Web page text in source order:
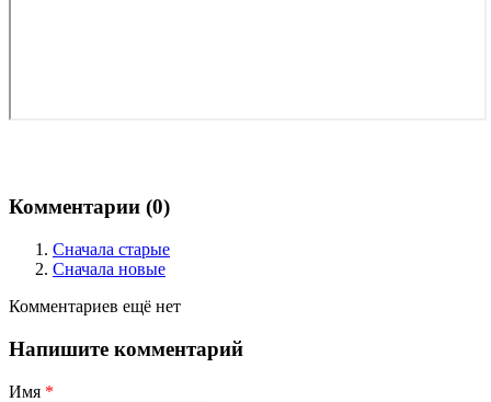
Комментарии (0)
Сначала старые
Сначала новые
Комментариев ещё нет
Напишите комментарий
Имя *